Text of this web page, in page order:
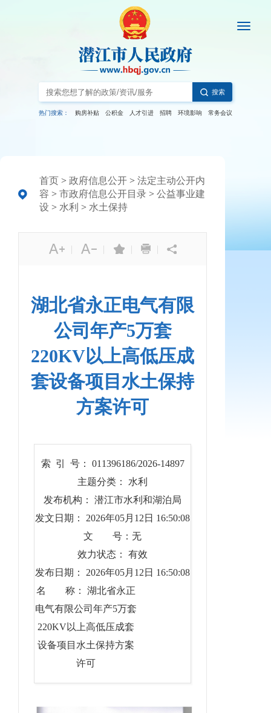
搜索
热门搜索： 购房补贴 公积金 人才引进 招聘 环境影响 常务会议
首页 > 政府信息公开 > 法定主动公开内
容 > 市政府信息公开目录 > 公益事业建
设 > 水利 > 水土保持
| | | |
湖北省永正电气有限
公司年产5万套
220KV以上高低压成
套设备项目水土保持
方案许可
索 引 号： 011396186/2026-14897
主题分类： 水利
发布机构： 潜江市水利和湖泊局
发文日期： 2026年05月12日 16:50:08
文 号：无
效力状态： 有效
发布日期： 2026年05月12日 16:50:08
名 称： 湖北省永正
电气有限公司年产5万套
220KV以上高低压成套
设备项目水土保持方案
许可